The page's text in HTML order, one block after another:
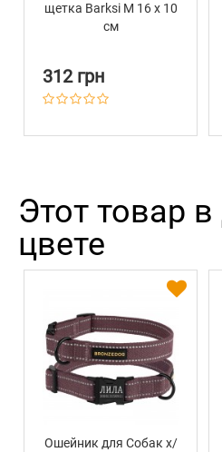
щетка Barksi M 16 х 10
см
312 грн
Этот товар
цвете
Ошейник для Собак х/